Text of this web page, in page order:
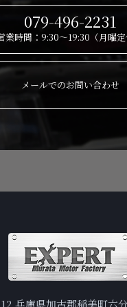
079-496-2231
業時間：9:30～19:30（月曜定
メールでのお問い合わせ
兵庫県加古郡稲美町六